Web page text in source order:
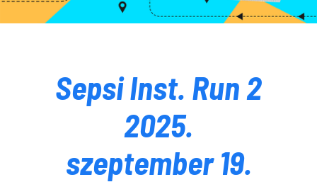
Sepsi Inst. Run 2
2025.
szeptember 19.